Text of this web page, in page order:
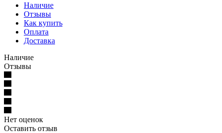
Наличие
Отзывы
Как купить
Оплата
Доставка
Наличие
Отзывы
Нет оценок
Оставить отзыв